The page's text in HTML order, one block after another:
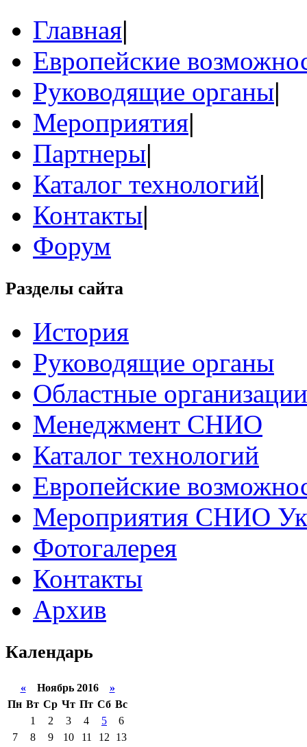
Главная|
Европейские
Руководящие органы|
Мероприятия|
Партнеры|
Каталог технологий|
Контакты|
Форум
Разделы сайта
История
Руководящие органы
Областные организации
Менеджмент СНИО
Каталог технологий
Европейские
Мероприятия СНИО
Фотогалерея
Контакты
Архив
Календарь
«Ноябрь 2016 »
Пн Вт Ср Чт Пт Сб Вс
1
2 3 4 5
6
7
8 9 10 11 12
13